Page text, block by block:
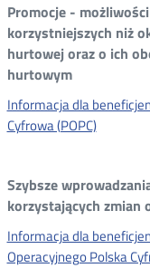
Promocje -
korzystniejszych niż
hurtowej oraz o ich
hurtowym
Informacja dla
Cyfrowa (POPC)
Szybsze
korzystających zmian
Informacja dla
Operacyjnego Polska